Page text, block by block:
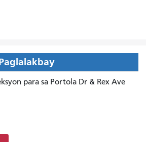
para sa Portola Dr & Rex Ave